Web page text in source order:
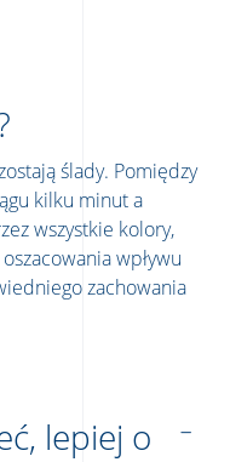
ślady. Pomiędzy
kilku minut a
wszystkie kolory,
wpływu
zachowania
lepiej o